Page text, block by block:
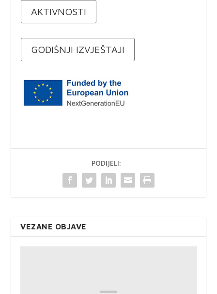
AKTIVNOSTI
GODIŠNJI IZVJEŠTAJI
PODIJELI:
VEZANE OBJAVE